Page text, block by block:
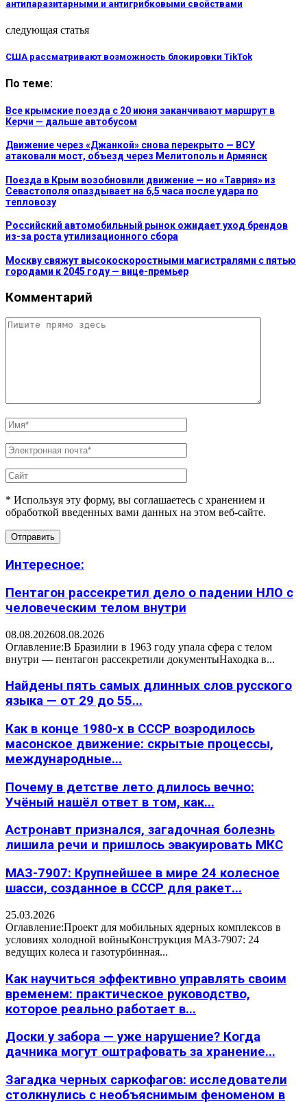
антипаразитарными и антигрибковыми свойствами
следующая статья
США рассматривают возможность блокировки TikTok
По теме:
Все крымские поезда с 20 июня заканчивают маршрут в
Керчи — дальше автобусом
Движение через «Джанкой» снова перекрыто — ВСУ
атаковали мост, объезд через Мелитополь и Армянск
Поезда в Крым возобновили движение — но «Таврия» из
Севастополя опаздывает на 6,5 часа после удара по
тепловозу
Российский автомобильный рынок ожидает уход брендов
из-за роста утилизационного сбора
Москву свяжут высокоскоростными магистралями с пятью
городами к 2045 году — вице-премьер
Комментарий
* Используя эту форму, вы соглашаетесь с хранением и
обработкой введенных вами данных на этом веб-сайте.
Интересное:
Пентагон рассекретил дело о падении НЛО с
человеческим телом внутри
08.08.202608.08.2026
Оглавление:В Бразилии в 1963 году упала сфера с телом
внутри — пентагон рассекретили документыНаходка в...
Найдены пять самых длинных слов русского
языка — от 29 до 55...
Как в конце 1980-х в СССР возродилось
масонское движение: скрытые процессы,
международные...
Почему в детстве лето длилось вечно:
Учёный нашёл ответ в том, как...
Астронавт признался, загадочная болезнь
лишила речи и пришлось эвакуировать МКС
МАЗ-7907: Крупнейшее в мире 24 колесное
шасси, созданное в СССР для ракет...
25.03.2026
Оглавление:Проект для мобильных ядерных комплексов в
условиях холодной войныКонструкция МАЗ-7907: 24
ведущих колеса и газотурбинная...
Как научиться эффективно управлять своим
временем: практическое руководство,
которое реально работает в...
Доски у забора — уже нарушение? Когда
дачника могут оштрафовать за хранение...
Загадка черных саркофагов: исследователи
столкнулись с необъяснимым феноменом в